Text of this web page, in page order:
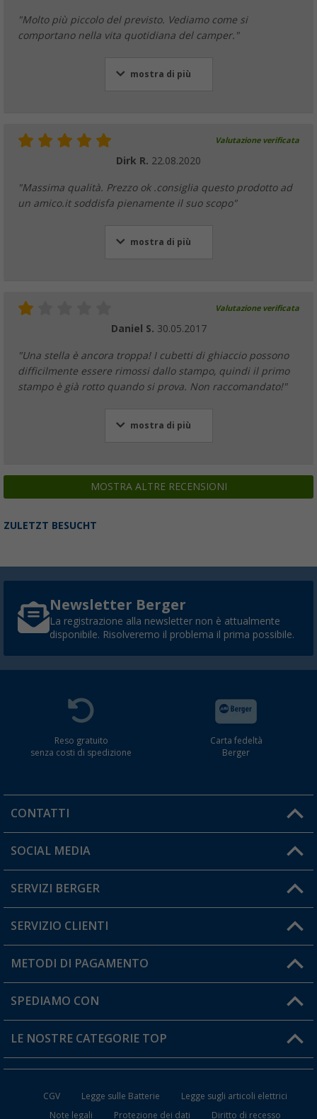
"Molto più piccolo del previsto. Vediamo come si
comportano nella vita quotidiana del camper."
mostra di più
Valutazione verificata
Dirk R. 22.08.2020
"Massima qualità. Prezzo ok .consiglia questo prodotto ad
un amico.it soddisfa pienamente il suo scopo"
mostra di più
Valutazione verificata
Daniel S. 30.05.2017
"Una stella è ancora troppa! I cubetti di ghiaccio possono
difficilmente essere rimossi dallo stampo, quindi il primo
stampo è già rotto quando si prova. Non raccomandato!"
mostra di più
MOSTRA ALTRE RECENSIONI
ZULETZT BESUCHT
Newsletter Berger
La registrazione alla newsletter non è attualmente
disponibile. Risolveremo il problema il prima possibile.
Reso gratuito
senza costi di spedizione
Carta fedeltà
Berger
CONTATTI
Orari di apertura del servizio:
Hai una domanda?
SOCIAL MEDIA
SERVIZI BERGER
Diventare rivenditori
Il mio Account
Carta fedeltà Berger
SERVIZIO CLIENTI
Informazioni sulla spedizione
Resi
FAQ e Contatti
METODI DI PAGAMENTO
SPEDIAMO CON
LE NOSTRE CATEGORIE TOP
CGV Legge sulle Batterie
Legge sugli articoli elettrici
Note legali
Protezione dei dati Diritto di recesso